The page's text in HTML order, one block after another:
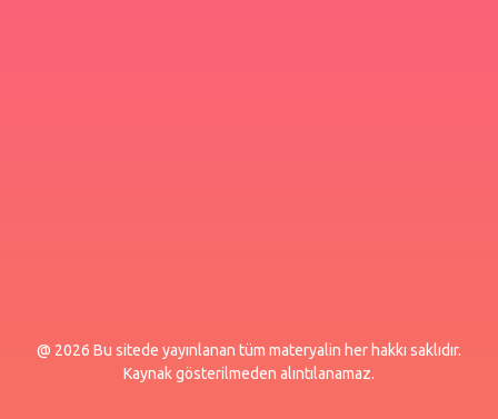
@ 2026 Bu sitede yayınlanan tüm materyalin her hakkı saklıdır.
Kaynak gösterilmeden alıntılanamaz.